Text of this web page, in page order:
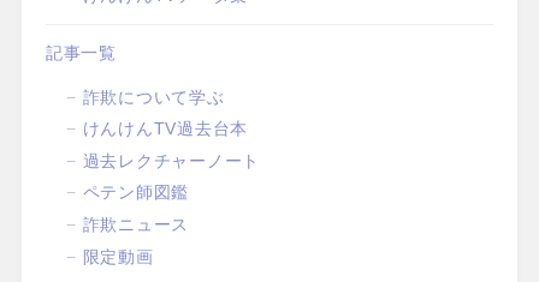
記事一覧
詐欺について学ぶ
けんけんTV過去台本
過去レクチャーノート
ペテン師図鑑
詐欺ニュース
限定動画